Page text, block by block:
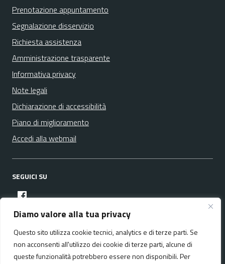
Diamo valore alla tua privacy
Questo sito utilizza cookie tecnici, analytics e di terze parti. Se
non acconsenti all'utilizzo dei cookie di terze parti, alcune di
queste funzionalità potrebbero essere non disponibili. Per
Prenotazione appuntamento
Segnalazione disservizio
Richiesta assistenza
Amministrazione trasparente
Informativa privacy
Note legali
Dichiarazione di accessibilità
Piano di miglioramento
Accedi alla webmail
SEGUICI SU
facebook
Media policy Mappa del sito